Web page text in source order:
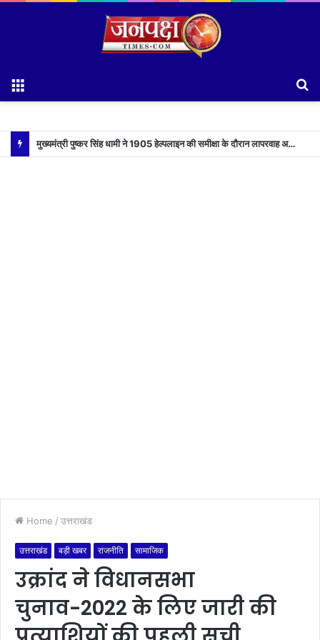
मुख्यमंत्री पुष्कर सिंह धामी ने 1905 हेल्पलाइन की समीक्षा के दौरान लापरवाह अधिकारियों को लगाई फटकार
Home / उत्तराखंड
उत्तराखंड बड़ी खबर राजनीति सामाजिक
उक्रांद ने विधानसभा
चुनाव-2022 के लिए जारी की